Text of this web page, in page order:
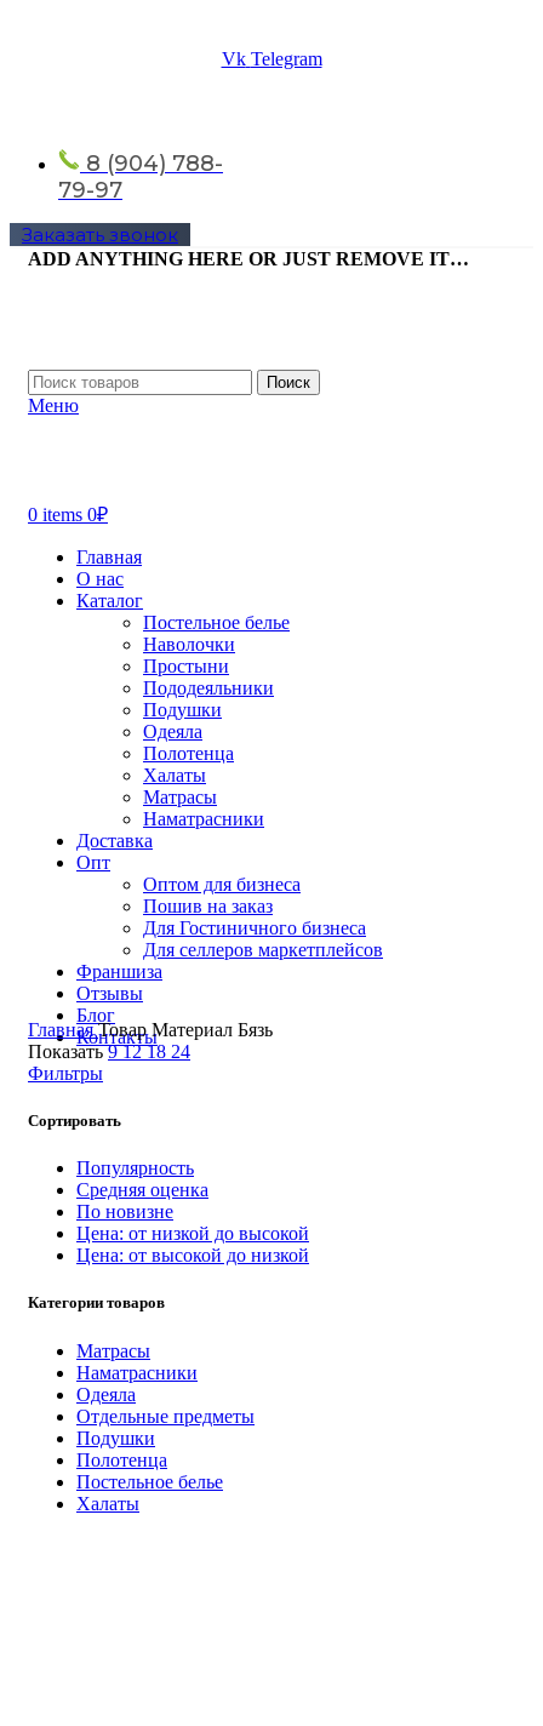
Vk Telegram
8 (904) 788-
79-97
Заказать звонок
ADD ANYTHING HERE OR JUST REMOVE IT…
Поиск
Меню
0 items 0₽
Главная
О нас
Каталог
Постельное белье
Наволочки
Простыни
Пододеяльники
Подушки
Одеяла
Полотенца
Халаты
Матрасы
Наматрасники
Доставка
Опт
Оптом для бизнеса
Пошив на заказ
Для Гостиничного бизнеса
Для селлеров маркетплейсов
Франшиза
Отзывы
Блог
Контакты
ГлавнаяТовар Материал Бязь
Показать91218 24
Фильтры
Сортировать
Популярность
Средняя оценка
По новизне
Цена: от низкой до высокой
Цена: от высокой до низкой
Категории товаров
Матрасы
Наматрасники
Одеяла
Отдельные предметы
Подушки
Полотенца
Постельное белье
Халаты